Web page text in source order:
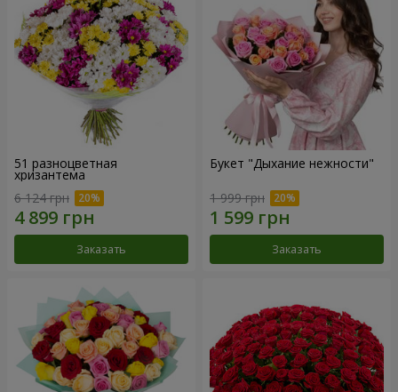
51 разноцветная
хризантема
6 124 грн
Заказать
Букет "Дыхание нежности"
1 999 грн
Заказать